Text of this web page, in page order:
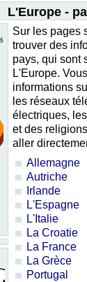
L'Europe -
Sur les pages
trouver des
pays, qui sont
L'Europe.
informations
les réseaux
électriques,
et des
aller
Allemagne
Autriche
Irlande
L'Espagne
L'Italie
La Croatie
La France
La Grèce
Portugal